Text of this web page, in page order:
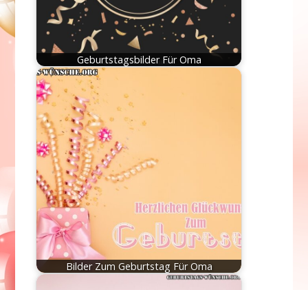
Geburtstagsbilder Für Oma
Bilder Zum Geburtstag Für Oma